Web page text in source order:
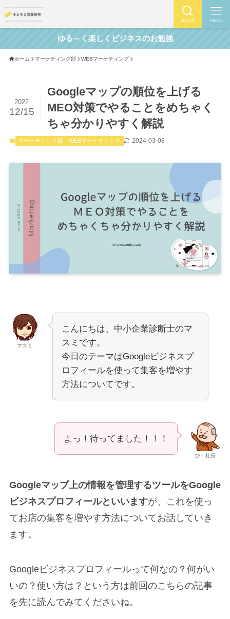
search menu
ゆる～く楽しくビジネスのお勉強
ホーム マーケティング部 WEBマーケティング
Googleマップの順位を上げる
MEO対策でやることをめちゃく
ちゃ分かりやすく解説
2022
12/15
マーケティング部 WEBマーケティング 2024-03-08
マスミ
こんにちは、中小企業診断士のマ
スミです。
今日のテーマはGoogleビジネスプ
ロフィールを使って集客を増やす
方法についてです。
び～社長
よっ！待ってました！！！
Googleマップ上の情報を管理するツールをGoogle
ビジネスプロフィールといいますが、これを使っ
てお店の集客を増やす方法についてお話していき
ます。
Googleビジネスプロフィールって何なの？何がい
いの？使い方は？という方は前回のこちらの記事
を先に読んでみてくださいね。